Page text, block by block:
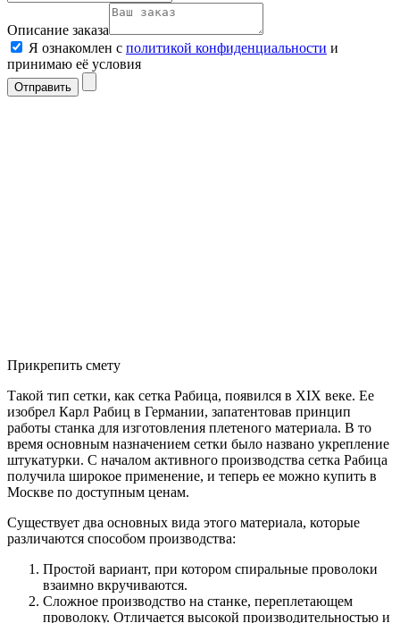
Описание заказа
Я ознакомлен с политикой конфиденциальности и
принимаю её условия
Отправить
Прикрепить смету
Такой тип сетки, как сетка Рабица, появился в XIX веке. Ее
изобрел Карл Рабиц в Германии, запатентовав принцип
работы станка для изготовления плетеного материала. В то
время основным назначением сетки было названо укрепление
штукатурки. С началом активного производства сетка Рабица
получила широкое применение, и теперь ее можно купить в
Москве по доступным ценам.
Существует два основных вида этого материала, которые
различаются способом производства:
Простой вариант, при котором спиральные проволоки
взаимно вкручиваются.
Сложное производство на станке, переплетающем
проволоку. Отличается высокой производительностью и